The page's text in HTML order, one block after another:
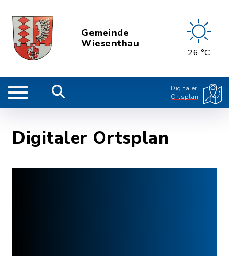
Gemeinde
Wiesenthau
26 °C
Digitaler
Ortsplan
Digitaler Ortsplan